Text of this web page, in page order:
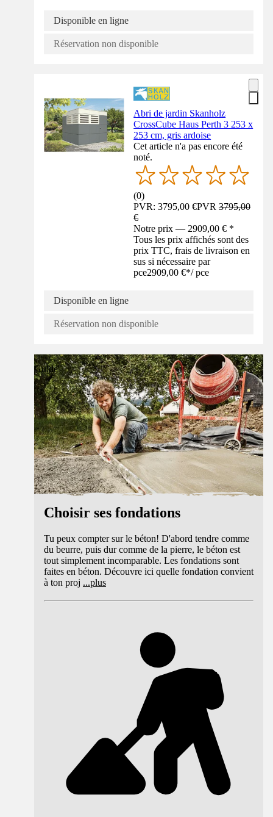
Disponible en ligne
Réservation non disponible
Abri de jardin Skanholz
CrossCube Haus Perth 3 253 x
253 cm, gris ardoise
Cet article n'a pas encore été
noté.
(0)
PVR: 3795,00 €PVR3795,00
€
Notre prix — 2909,00 € *
Tous les prix affichés sont des
prix TTC, frais de livraison en
sus si nécessaire par
pce2909,00 €*/ pce
Disponible en ligne
Réservation non disponible
Guide
Choisir ses fondations
Tu peux compter sur le béton! D'abord tendre comme
du beurre, puis dur comme de la pierre, le béton est
tout simplement incomparable. Les fondations sont
faites en béton. Découvre ici quelle fondation convient
à ton proj ...plus